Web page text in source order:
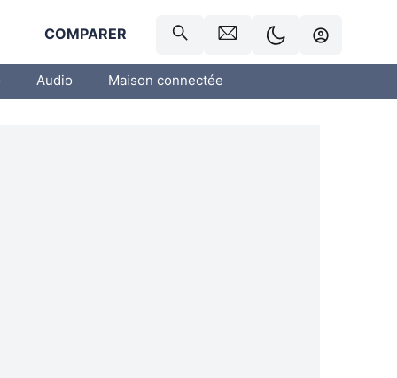
COMPARER
Audio Maison connectée